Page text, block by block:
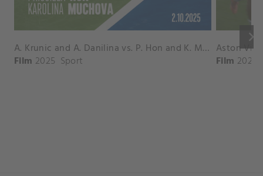
keyboard_arrow_right
A. Krunic and A. Danilina vs. P. Hon and K. Muchova Match Highlights - BEIJING_Capital Group Diamond ( October 02, 2025)
Film 2025 Sport Film 2026